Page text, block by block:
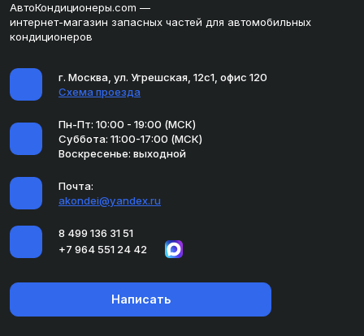
АвтоКондиционеры.com —
интернет-магазин запасных частей для автомобильных
кондиционеров
г. Москва, ул. Угрешская, 12с1, офис 120
Схема проезда
Пн-Пт: 10:00 - 19:00 (МСК)
Суббота: 11:00-17:00 (МСК)
Воскресенье: выходной
Почта:
akondei@yandex.ru
8 499 136 31 51
+7 964 551 24 42
Написать